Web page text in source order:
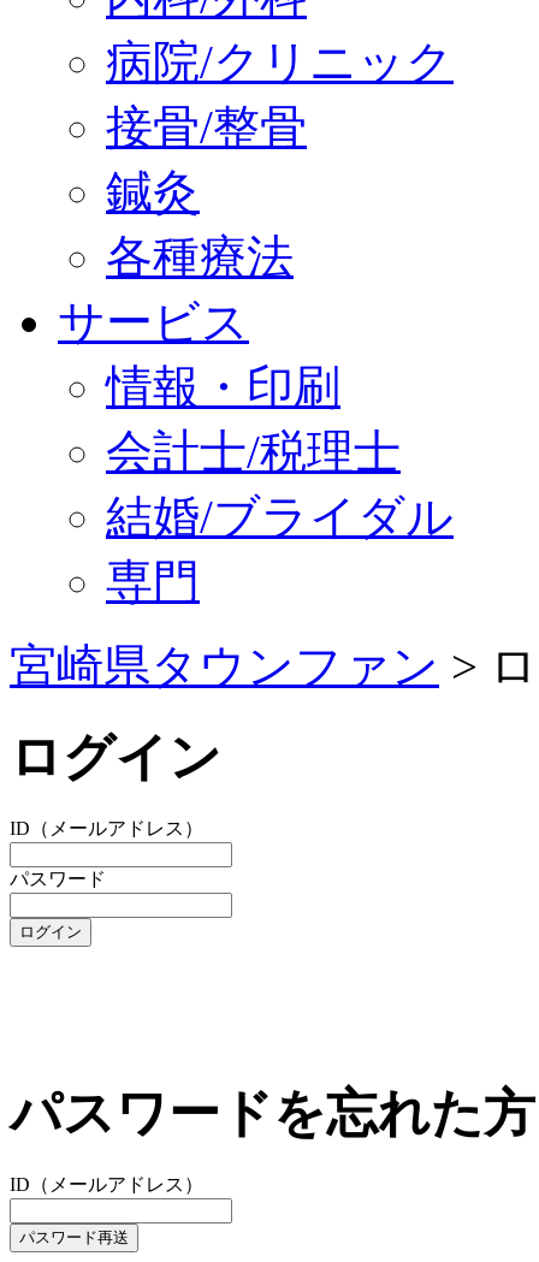
病院/クリニック
接骨/整骨
鍼灸
各種療法
サービス
情報・印刷
会計士/税理士
結婚/ブライダル
専門
宮崎県タウンファン >
ログイン
ID（メールアドレス）
パスワード
パスワードを忘れた方
ID（メールアドレス）